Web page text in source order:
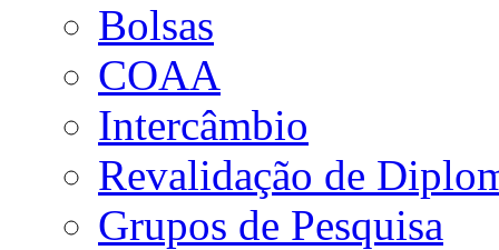
Bolsas
COAA
Intercâmbio
Revalidação de
Grupos de Pesquisa